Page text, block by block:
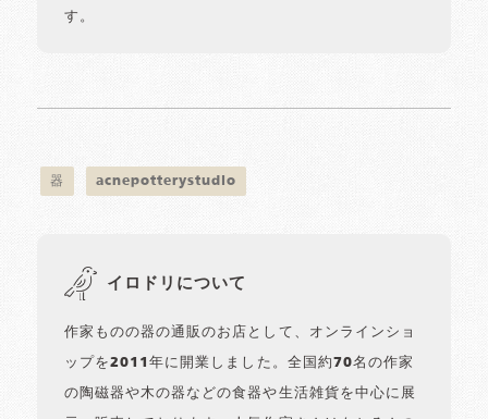
す。
器 acnepotterystudio
イロドリについて
作家ものの器の通販のお店として、オンラインショ
ップを2011年に開業しました。全国約70名の作家
の陶磁器や木の器などの食器や生活雑貨を中心に展